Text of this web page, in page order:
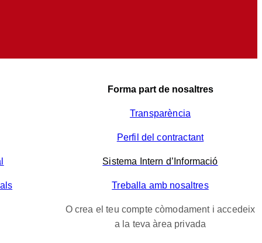
Forma part de nosaltres
Transparència
Perfil del contractant
Sistema Intern d’Informació
Treballa amb nosaltres
O crea el teu compte còmodament i accedeix
a la teva àrea privada